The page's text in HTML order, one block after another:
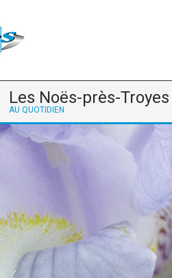
Les Noës-près-Troyes
AU QUOTIDIEN